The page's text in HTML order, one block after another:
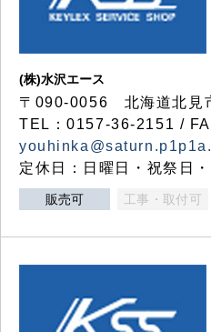
(株)水沢エース
〒090-0056 北海道北見
TEL：0157-36-2151 /
定休日：日曜日・祝祭日
販売可 工事・取付可